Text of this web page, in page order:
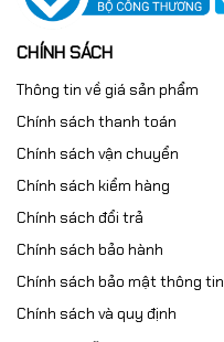
CHÍNH SÁCH
Thông tin về giá sản phẩm
Chính sách thanh toán
Chính sách vận chuyển
Chính sách kiểm hàng
Chính sách đổi trả
Chính sách bảo hành
Chính sách bảo mật thông tin
Chính sách và quy định